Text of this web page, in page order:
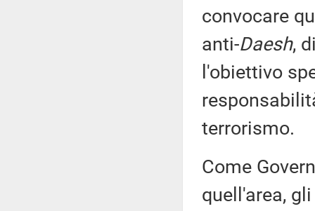
convocare
anti-Daesh,
l'obiettivo
terrorismo.
Come
quell'area,